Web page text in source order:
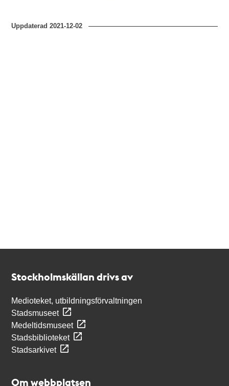
Uppdaterad2021-12-02
Stockholmskällan drivs av
Medioteket, utbildningsförvaltningen
Stadsmuseet
Medeltidsmuseet
Stadsbiblioteket
Stadsarkivet
Om webbplatsen